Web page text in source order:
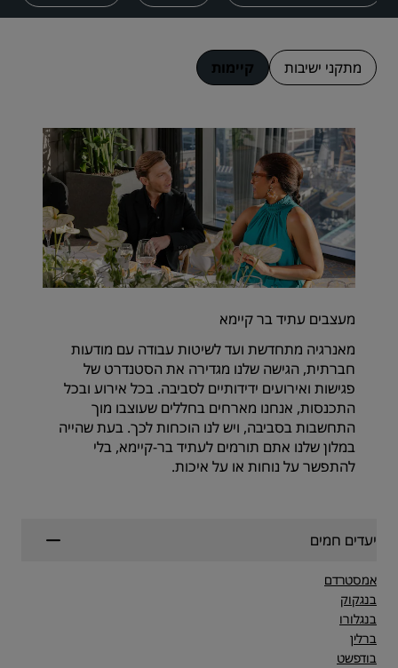
מתקני ישיבות קיימות
מעצבים עתיד בר קיימא
מאנרגיה מתחדשת ועד לשיטות עבודה עם מודעות
חברתית, הגישה שלנו מגדירה את הסטנדרט של
פגישות ואירועים ידידותיים לסביבה. בכל אירוע ובכל
התכנסות, אנחנו מארחים בחללים שעוצבו מוך
התחשבות בסביבה, ויש לנו הוכחות לכך. בעת שהייה
במלון שלנו אתם תורמים לעתיד בר-קיימא, בלי
להתפשר על נוחות או על איכות.
יעדים חמים
אמסטרדם
בנגקוק
בנגלורו
ברלין
בודפשט